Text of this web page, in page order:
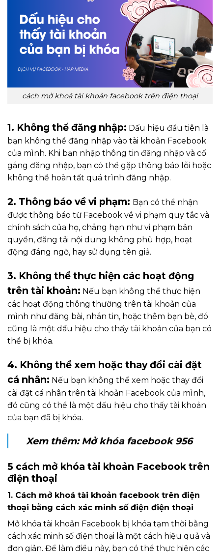
cách mở khoá tài khoản facebook trên điện thoại
1. Không thể đăng nhập: Dấu hiệu đầu tiên là
bạn không thể đăng nhập vào tài khoản Facebook
của mình. Khi bạn nhập thông tin đăng nhập và cố
gắng đăng nhập, bạn có thể gặp thông báo lỗi hoặc
không thể hoàn tất quá trình đăng nhập.
2. Thông báo về vi phạm: Bạn có thể nhận
được thông báo từ Facebook về vi phạm quy tắc và
chính sách của họ, chẳng hạn như vi phạm bản
quyền, đăng tải nội dung không phù hợp, hoạt
động đáng ngờ, hay sử dụng tên giả.
3. Không thể thực hiện các hoạt động
trên tài khoản: Nếu bạn không thể thực hiện
các hoạt động thông thường trên tài khoản của
mình như đăng bài, nhắn tin, hoặc thêm bạn bè, đó
cũng là một dấu hiệu cho thấy tài khoản của bạn có
thể bị khóa.
4. Không thể xem hoặc thay đổi cài đặt
cá nhân: Nếu bạn không thể xem hoặc thay đổi
cài đặt cá nhân trên tài khoản Facebook của mình,
đó cũng có thể là một dấu hiệu cho thấy tài khoản
của bạn đã bị khóa.
Xem thêm:Mở khóa facebook 956
5 cách mở khóa tài khoản Facebook trên
điện thoại
1. Cách mở khoá tài khoản facebook trên điện
thoại bằng cách xác minh số điện điện thoại
Mở khóa tài khoản Facebook bị khóa tạm thời bằng
cách xác minh số điện thoại là một cách hiệu quả và
đơn giản. Để làm điều này, bạn có thể thực hiện các